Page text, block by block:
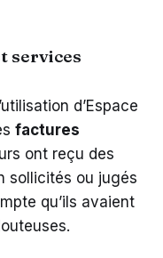
services
d’Espace
factures
ont reçu des
sollicités ou jugés
qu’ils avaient